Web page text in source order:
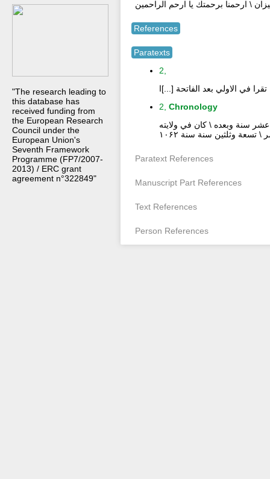
"The research leading to
this database has
received funding from
the European Research
Council under the
European Union's
Seventh Framework
Programme (FP7/2007-
2013) / ERC grant
agreement n°322849"
\ ارحمنا برحمتك يا ارحم الراحمين
References
Paratexts
2,
تقرا في الاولي بعد الفاتحة [...]ا
2, Chronology
الهجرة وتولا بعد خمسة عشر سنة وبعده \ كان في ولايته
وثلثين سنة سنة ۱۰۶۲
Paratext References
Manuscript Part References
Text References
Person References